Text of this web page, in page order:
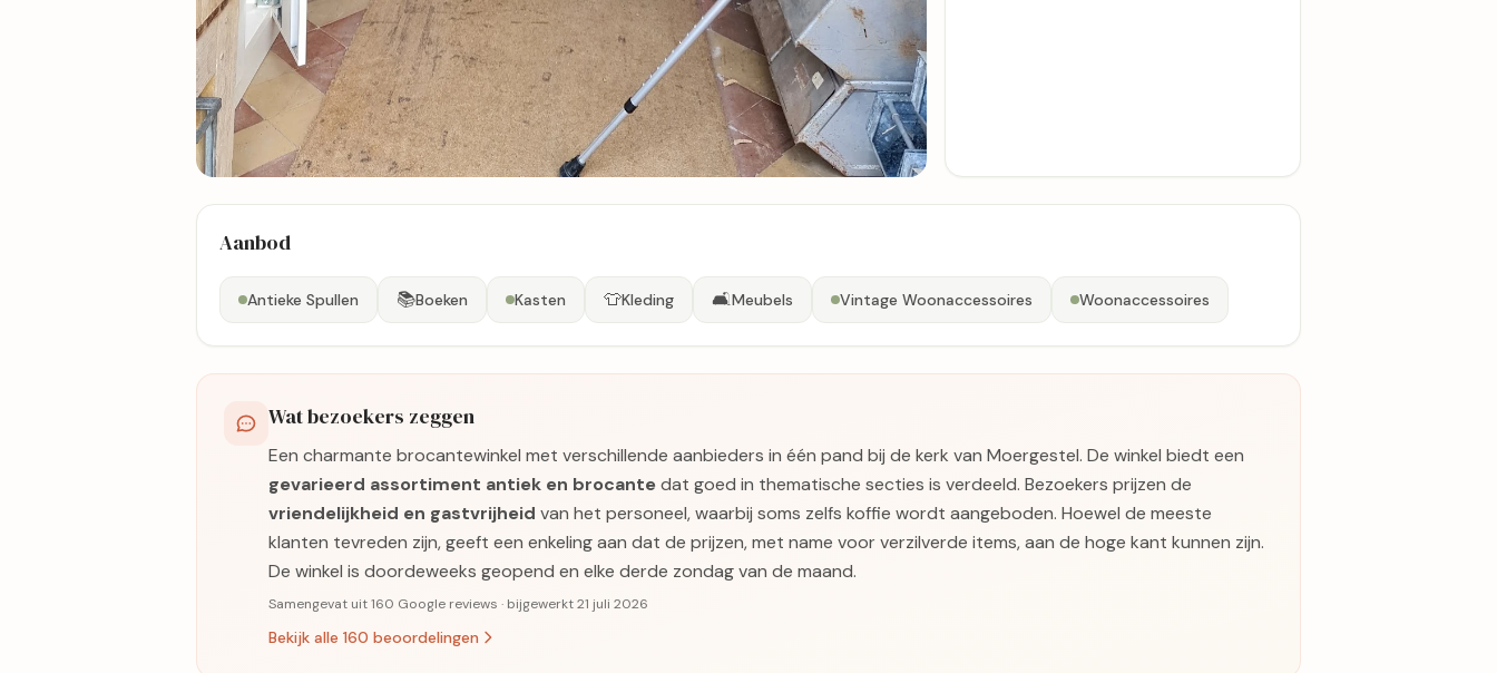
Bekijk kaart
Aanbod
Antieke Spullen 📚Boeken Kasten 👕Kleding 🛋️Meubels Vintage Woonaccessoires Woonaccessoires
Wat bezoekers zeggen
Een charmante brocantewinkel met verschillende aanbieders in één pand bij de kerk van Moergestel. De winkel biedt een
gevarieerd assortiment antiek en brocantedat goed in thematische secties is verdeeld. Bezoekers prijzen de
vriendelijkheid en gastvrijheid van het personeel, waarbij soms zelfs koffie wordt aangeboden. Hoewel de meeste
klanten tevreden zijn, geeft een enkeling aan dat de prijzen, met name voor verzilverde items, aan de hoge kant kunnen zijn.
De winkel is doordeweeks geopend en elke derde zondag van de maand.
Samengevat uit 160 Google reviews · bijgewerkt 21 juli 2026
Bekijk alle 160 beoordelingen